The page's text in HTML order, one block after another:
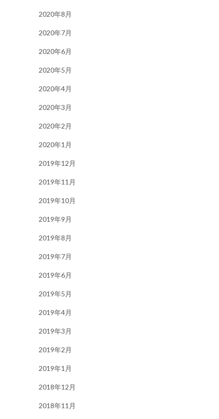
2020年8月
2020年7月
2020年6月
2020年5月
2020年4月
2020年3月
2020年2月
2020年1月
2019年12月
2019年11月
2019年10月
2019年9月
2019年8月
2019年7月
2019年6月
2019年5月
2019年4月
2019年3月
2019年2月
2019年1月
2018年12月
2018年11月